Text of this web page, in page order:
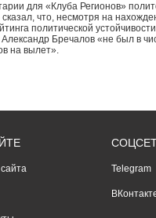
для «Клуба Регионов»
что, несмотря на
политической
Бречалов «не был в
на вылет».
Telegram